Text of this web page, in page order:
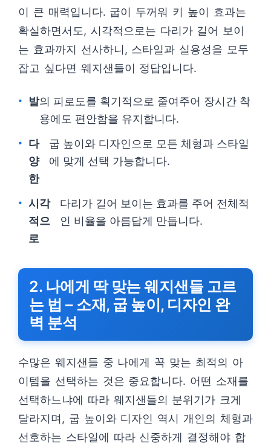
이 큰 매력입니다. 굽이 두꺼워 키 높이 효과는
확실하면서도, 시각적으로는 다리가 길어 보이
는 효과까지 선사하니, 스타일과 실용성을 모두
잡고 싶다면 웨지샌들이 정답입니다.
발의 피로도를 획기적으로 줄여주어 장시간 착
용에도 편안함을 유지합니다.
다
양
한
굽 높이와 디자인으로 모든 체형과 스타일
에 맞게 선택 가능합니다.
시각
적으
로
다리가 길어 보이는 효과를 주어 전체적
인 비율을 아름답게 만듭니다.
2. 나에게 딱 맞는 웨지샌들 고르
는 법 – 소재, 굽 높이, 디자인 완
벽 분석
수많은 웨지샌들 중 나에게 꼭 맞는 최적의 아
이템을 선택하는 것은 중요합니다. 어떤 소재를
선택하느냐에 따라 웨지샌들의 분위기가 크게
달라지며, 굽 높이와 디자인 역시 개인의 체형과
선호하는 스타일에 따라 신중하게 결정해야 합